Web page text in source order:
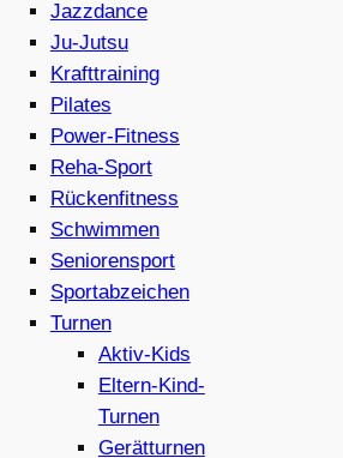
Jazzdance
Ju-Jutsu
Krafttraining
Pilates
Power-Fitness
Reha-Sport
Rückenfitness
Schwimmen
Seniorensport
Sportabzeichen
Turnen
Aktiv-Kids
Eltern-Kind-
Turnen
Gerätturnen